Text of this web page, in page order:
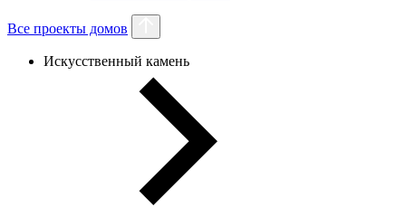
Все проекты домов
Искусственный камень